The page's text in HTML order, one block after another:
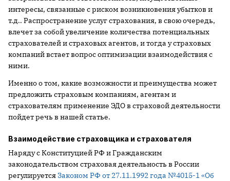
интересы, связанные с риском возникновения убытков и
т.д.. Распространение услуг страхования, в свою очередь,
влечет за собой увеличение количества потенциальных
страхователей и страховых агентов, и тогда у страховых
компаний встает вопрос оптимизации взаимодействия с
ними.
Именно о том, какие возможности и преимущества может
предложить страховым компаниям, агентам и
страхователям применение ЭДО в страховой деятельности
пойдет речь в нашей статье.
Взаимодействие страховщика и страхователя
Наряду с Конституцией РФ и Гражданским
законодательством страховая деятельность в России
регулируется Законом РФ от 27.11.1992 года №4015-1 «Об